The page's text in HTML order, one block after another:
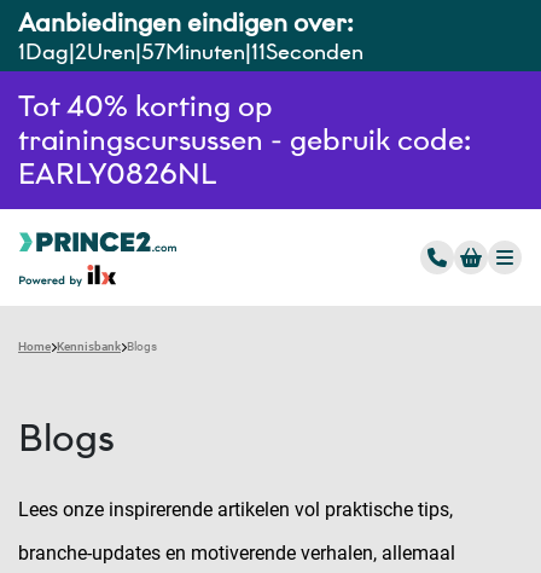
Aanbiedingen eindigen over:
1Dag 2Uren 57Minuten 10Seconden
Tot 40% korting op
trainingscursussen - gebruik code:
EARLY0826NL
Home Kennisbank Blogs
Blogs
Lees onze inspirerende artikelen vol praktische tips,
branche-updates en motiverende verhalen, allemaal